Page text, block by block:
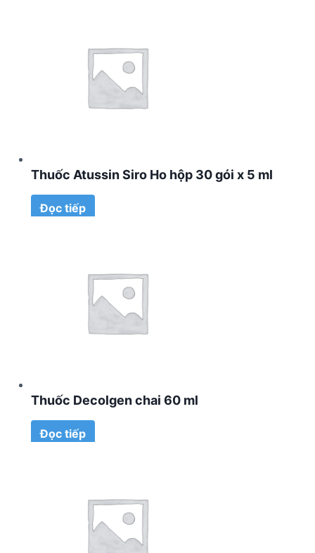
Thuốc Atussin Siro Ho hộp 30 gói x 5 ml
Đọc tiếp
Thuốc Decolgen chai 60 ml
Đọc tiếp